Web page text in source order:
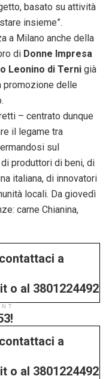
basato su attività
insieme”.
a Milano anche della
di Donne Impresa
Leonino di Terni già
promozione delle
– centrato dunque
il legame tra
sul
produttori di beni, di
italiana, di innovatori
locali. Da giovedì
carne Chianina,
a
o al 3801224492
a
o al 3801224492